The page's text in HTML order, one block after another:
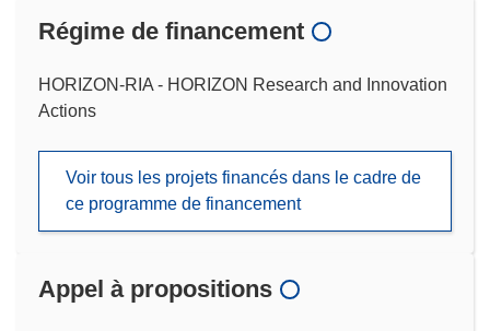
Régime de financement
HORIZON-RIA - HORIZON Research and Innovation
Actions
Voir tous les projets financés dans le cadre de
ce programme de financement
Appel à propositions